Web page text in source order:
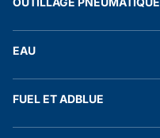
Accessoires pneumatiques
EAU
Tuyaux
Raccords et autres accessoires
FUEL ET ADBLUE